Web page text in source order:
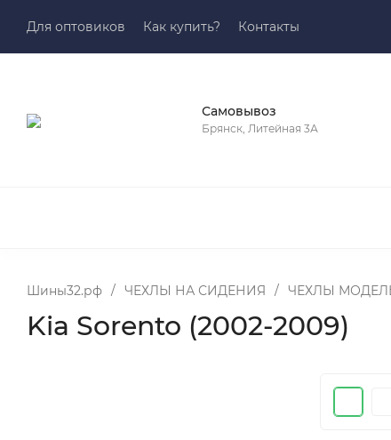
Для оптовиков Как купить? Контакты
Самовывоз
Брянск, Литейная 3А
Шины32.рф / ЧЕХЛЫ НА СИДЕНИЯ / ЧЕХЛЫ
Kia Sorento (2002-2009)